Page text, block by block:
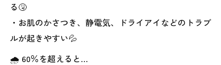
る🤧
・お肌のかさつき、静電気、ドライアイなどのトラブ
ルが起きやすい💦
🌧️ 60％を超えると…